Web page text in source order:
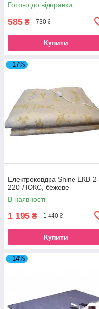
Готово до відправки
585 ₴ 730 ₴
Купити
–17%
Електроковдра Shine ЕКВ-2-
220 ЛЮКС, бежеве
В наявності
1 195 ₴ 1 440 ₴
Купити
–14%